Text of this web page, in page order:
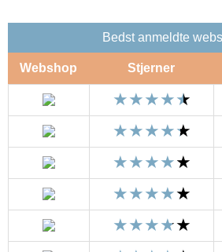
Bedst anmeldte
Webshop Stjerner